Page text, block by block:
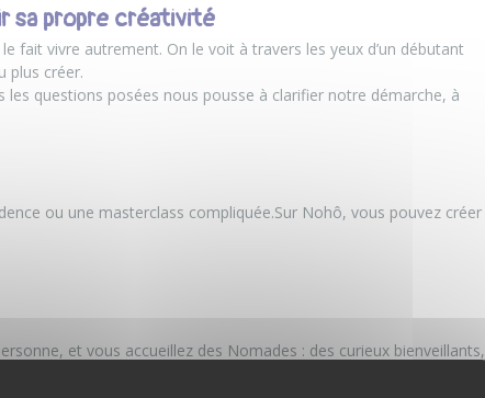
sa propre créativité
fait vivre autrement. On le voit à travers les yeux d’un débutant
plus créer.
les questions posées nous pousse à clarifier notre démarche, à
ou une masterclass compliquée.Sur Nohô, vous pouvez créer
et vous accueillez des Nomades : des curieux bienveillants,